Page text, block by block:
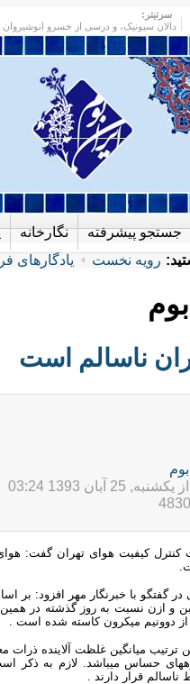
سرتیتر:
دالان سیونیک، و درسی از خسرو انوشیروان
نگارخانه جستجو پیشرفته
رویه نخست یادگارهای
ناسالم است
25 آبان 1393 03:24
در گفتگو با خبرنگار مهر افزود:
و ازن نسبت به روز گذشته در
دوونیم میکرون کاسته شده است .
ترتیب میانگین غلظت آلاینده
حساس میباشد. لازم به ذکر
قرار دارند .